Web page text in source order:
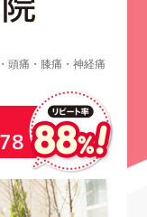
頭痛・膝痛・神経痛